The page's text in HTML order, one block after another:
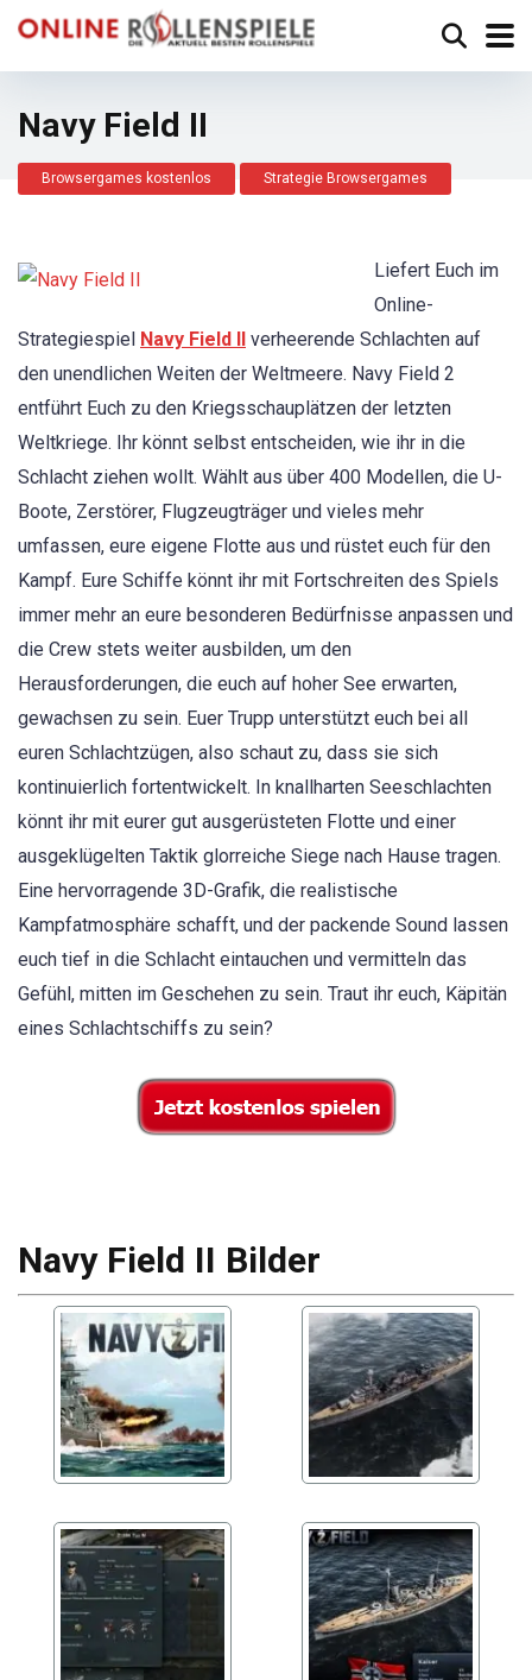
Navy Field II
Browsergames kostenlos Strategie Browsergames
Liefert Euch im
Online-
Strategiespiel Navy Field II verheerende Schlachten auf
den unendlichen Weiten der Weltmeere. Navy Field 2
entführt Euch zu den Kriegsschauplätzen der letzten
Weltkriege. Ihr könnt selbst entscheiden, wie ihr in die
Schlacht ziehen wollt. Wählt aus über 400 Modellen, die U-
Boote, Zerstörer, Flugzeugträger und vieles mehr
umfassen, eure eigene Flotte aus und rüstet euch für den
Kampf. Eure Schiffe könnt ihr mit Fortschreiten des Spiels
immer mehr an eure besonderen Bedürfnisse anpassen und
die Crew stets weiter ausbilden, um den
Herausforderungen, die euch auf hoher See erwarten,
gewachsen zu sein. Euer Trupp unterstützt euch bei all
euren Schlachtzügen, also schaut zu, dass sie sich
kontinuierlich fortentwickelt. In knallharten Seeschlachten
könnt ihr mit eurer gut ausgerüsteten Flotte und einer
ausgeklügelten Taktik glorreiche Siege nach Hause tragen.
Eine hervorragende 3D-Grafik, die realistische
Kampfatmosphäre schafft, und der packende Sound lassen
euch tief in die Schlacht eintauchen und vermitteln das
Gefühl, mitten im Geschehen zu sein. Traut ihr euch, Käpitän
eines Schlachtschiffs zu sein?
Navy Field II Bilder